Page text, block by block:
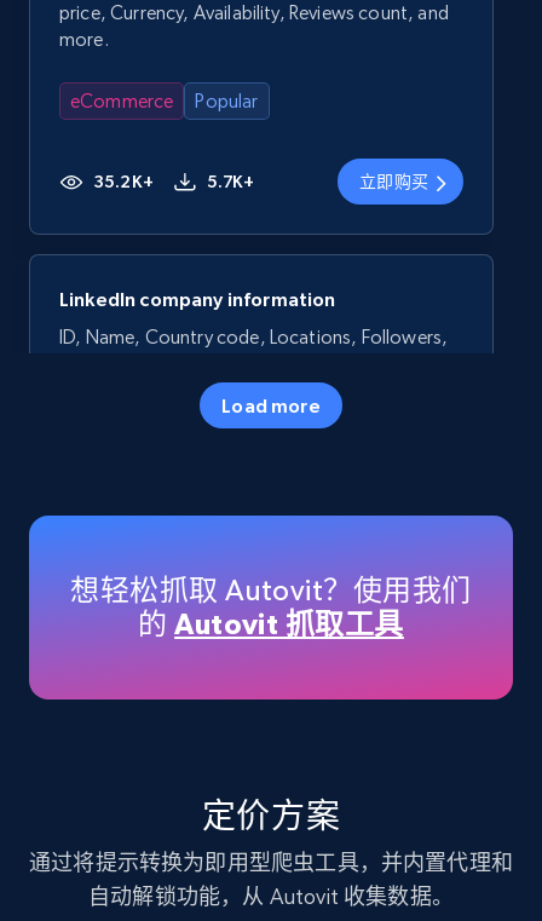
price, Currency, Availability, Reviews count, and
more.
eCommerce Popular
35.2K+ 5.7K+ 立即购买
LinkedIn company information
ID, Name, Country code, Locations, Followers,
22.3K+ 3.5K+ 立即购买
Load more
想轻松抓取 Autovit？使用我们
的Autovit 抓取工具
定价方案
通过将提示转换为即用型爬虫工具，并内置代理和
自动解锁功能，从 Autovit 收集数据。